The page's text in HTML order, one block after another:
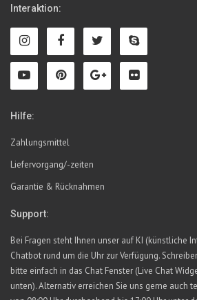
Interaktion:
Hilfe:
Zahlungsmittel
Liefervorgang/-zeiten
Garantie & Rücknahmen
Support:
Bei Fragen steht Ihnen unser auf KI (künstliche
Chatbot rund um die Uhr zur Verfügung.
bitte einfach in das Chat Fenster (Live Chat
unten). Alternativ erreichen Sie uns gerne auch